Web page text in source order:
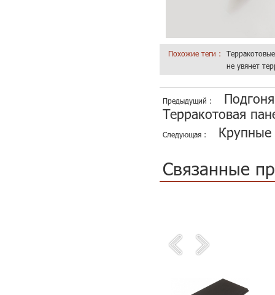
Похожие теги :
не увянет
Предыдущий :
Терракотовая
Следующая : Крупные
Связанные